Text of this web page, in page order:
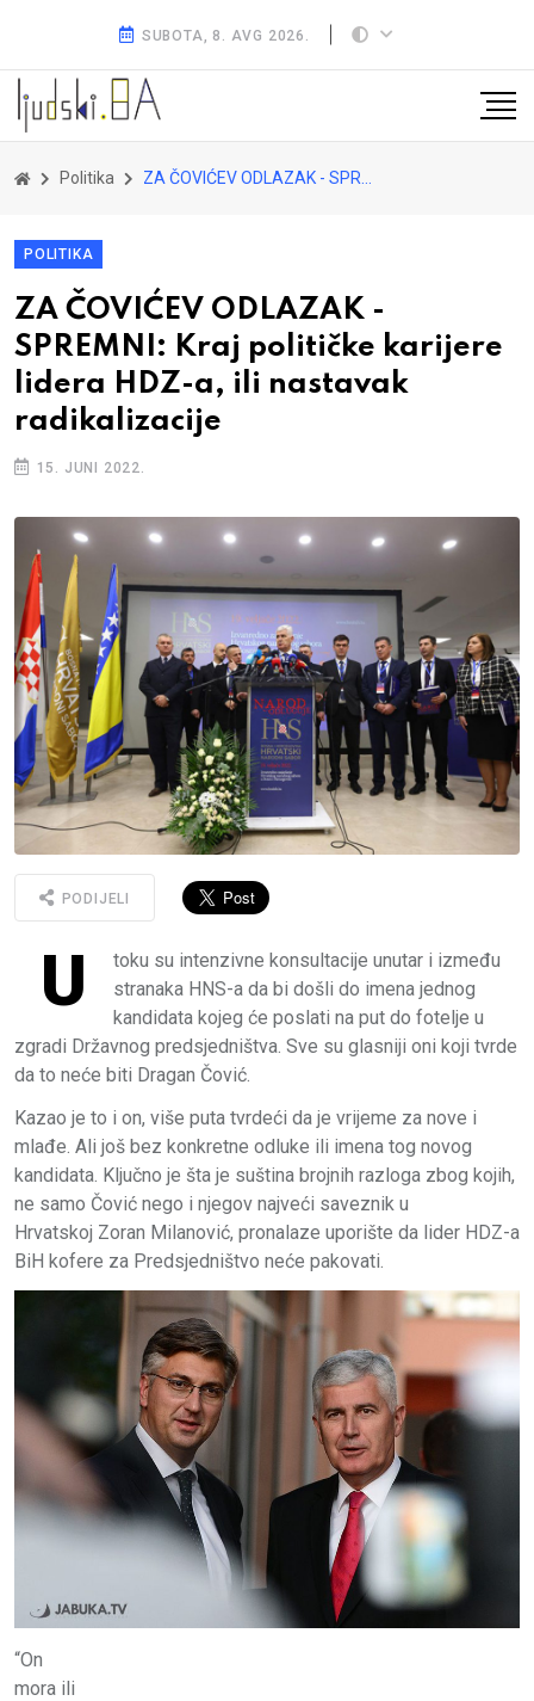
SUBOTA, 8. AVG 2026.
Politika ZA ČOVIĆEV ODLAZAK - SPREMNI: Kraj političke karijere lidera HDZ-a, ili nastavak radikalizacije
POLITIKA
ZA ČOVIĆEV ODLAZAK -
SPREMNI: Kraj političke karijere
lidera HDZ-a, ili nastavak
radikalizacije
15. JUNI 2022.
PODIJELI
U
toku su intenzivne konsultacije unutar i između
stranaka HNS-a da bi došli do imena jednog
kandidata kojeg će poslati na put do fotelje u
zgradi Državnog predsjedništva. Sve su glasniji oni koji tvrde
da to neće biti Dragan Čović.
Kazao je to i on, više puta tvrdeći da je vrijeme za nove i
mlađe. Ali još bez konkretne odluke ili imena tog novog
kandidata. Ključno je šta je suština brojnih razloga zbog kojih,
ne samo Čović nego i njegov najveći saveznik u
Hrvatskoj Zoran Milanović, pronalaze uporište da lider HDZ-a
BiH kofere za Predsjedništvo neće pakovati.
“On
mora ili